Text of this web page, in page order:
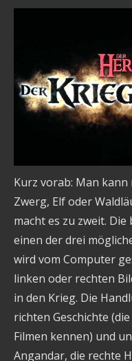
Kurz vorab: Man
Zwerg, Elf oder
macht es zu zweit.
einen der drei
wird vom Computer
linken oder rechten
in den Krieg. Die
richten Geschichte
Filmen kennen) und
Angandar, die rechte